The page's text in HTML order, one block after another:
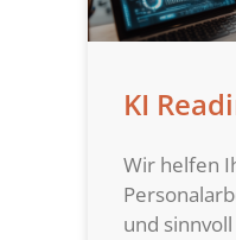
KI
Wir helfen
und